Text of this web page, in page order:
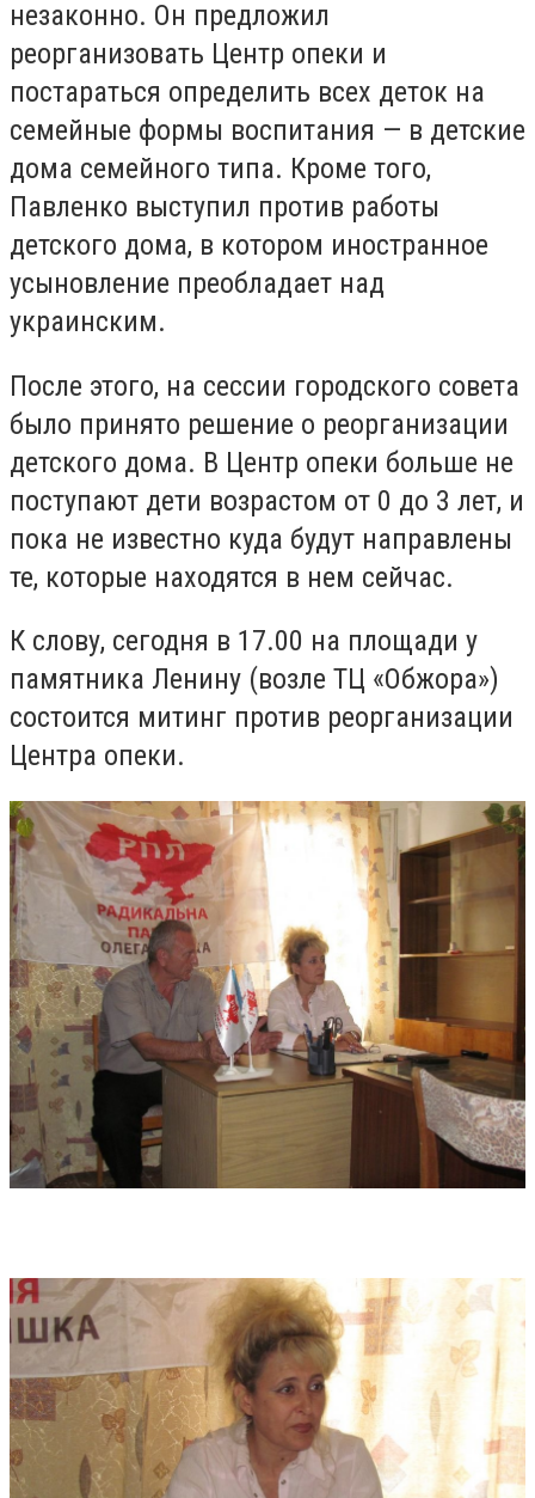
незаконно. Он предложил
реорганизовать Центр опеки и
постараться определить всех деток на
семейные формы воспитания — в детские
дома семейного типа. Кроме того,
Павленко выступил против работы
детского дома, в котором иностранное
усыновление преобладает над
украинским.
После этого, на сессии городского совета
было принято решение о реорганизации
детского дома. В Центр опеки больше не
поступают дети возрастом от 0 до 3 лет, и
пока не известно куда будут направлены
те, которые находятся в нем сейчас.
К слову, сегодня в 17.00 на площади у
памятника Ленину (возле ТЦ «Обжора»)
состоится митинг против реорганизации
Центра опеки.